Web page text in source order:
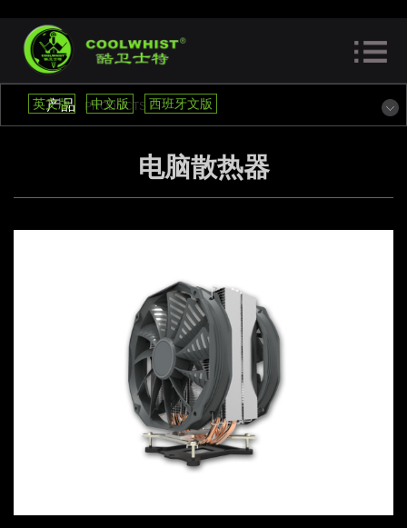
英文版 中文版 西班牙文版
产品 PRODUCTS
电脑散热器